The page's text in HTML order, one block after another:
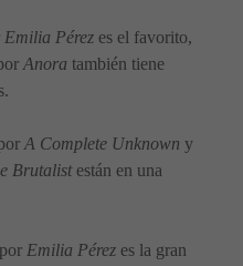
Emilia Pérez es el favorito,
Anora también tiene
A Complete Unknown y
Brutalistestán en una
por Emilia Pérez es la gran